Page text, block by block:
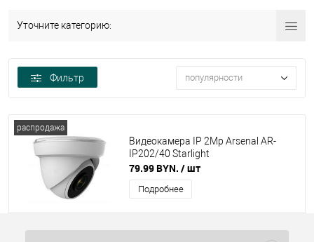
Уточните категорию:
Фильтр популярности
распродажа
Видеокамера IP 2Mp Arsenal AR-
IP202/40 Starlight
79.99 BYN. / шт
Подробнее